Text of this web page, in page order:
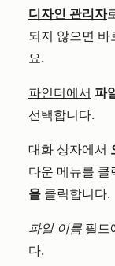
디자인 관리자
되지 않으면 바
요.
파인더에서 파
선택합니다.
대화 상자에서
다운 메뉴를 클
을 클릭합니다.
파일 이름 필드
다.